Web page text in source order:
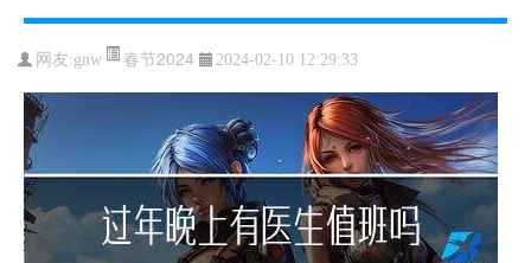
网友:gnw 春节2024 2024-02-10 12:29:33